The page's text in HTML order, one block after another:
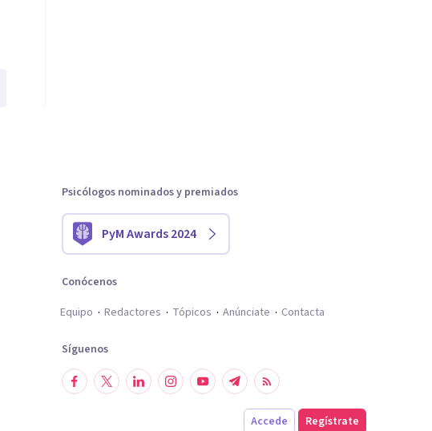
Psicólogos nominados y premiados
PyM Awards 2024
Conócenos
Equipo
Redactores Tópicos Anúnciate Contacta
Síguenos
Accede Regístrate